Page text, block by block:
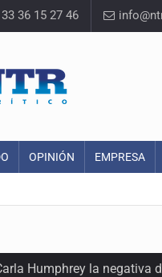
36 15 27 46
OPINIÓN EMPRESA
Humphrey la negativa